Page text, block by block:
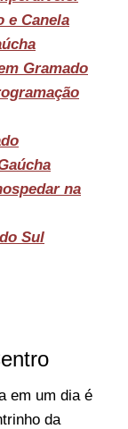
e Canela
Gramado
na
Sul
em um dia é
da